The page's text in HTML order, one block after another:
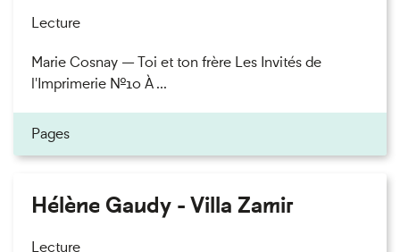
Lecture
Marie Cosnay — Toi et ton frère Les Invités de
l'Imprimerie n°10 À ...
Pages
Hélène Gaudy - Villa Zamir
Lecture